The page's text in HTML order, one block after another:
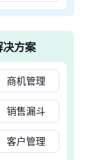
决方案
商机管理
销售漏斗
客户管理